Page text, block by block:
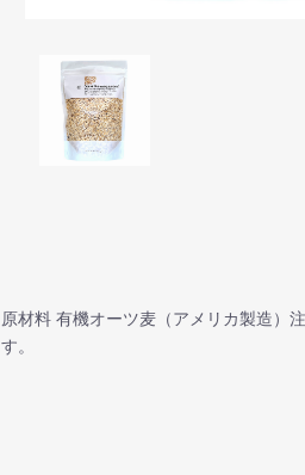
原材料 有機オーツ麦（アメリカ製造）
す。